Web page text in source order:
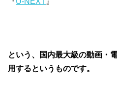
という、国内最大級の動画・
用するというものです。